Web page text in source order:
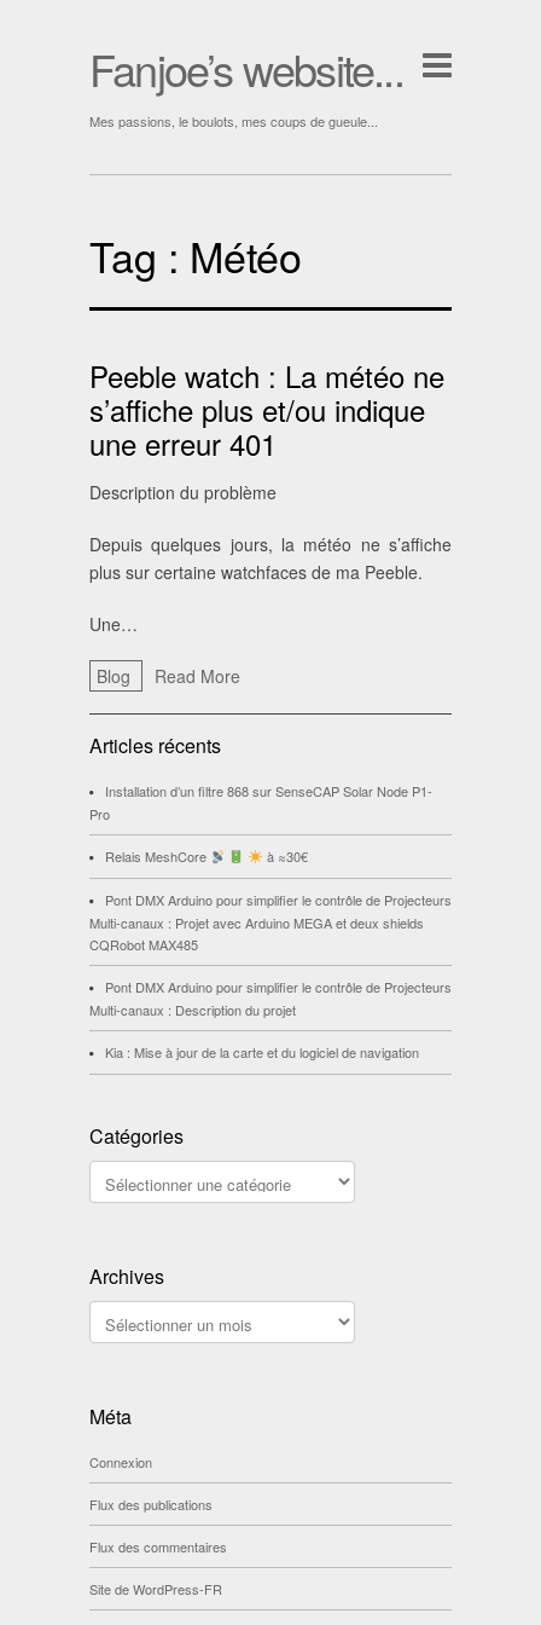
Fanjoe’s website...
Mes passions, le boulots, mes coups de gueule...
Tag : Météo
Peeble watch : La météo ne
s’affiche plus et/ou indique
une erreur 401
Description du problème
Depuis quelques jours, la météo ne s’affiche
plus sur certaine watchfaces de ma Peeble.
Une…
Blog Read More
Articles récents
Installation d’un filtre 868 sur SenseCAP Solar Node P1-
Pro
Relais MeshCore à ≈30€
Pont DMX Arduino pour simplifier le contrôle de Projecteurs
Multi-canaux : Projet avec Arduino MEGA et deux shields
CQRobot MAX485
Pont DMX Arduino pour simplifier le contrôle de Projecteurs
Multi-canaux : Description du projet
Kia : Mise à jour de la carte et du logiciel de navigation
Catégories
Catégories
Archives
Archives
Méta
Connexion
Flux des publications
Flux des commentaires
Site de WordPress-FR